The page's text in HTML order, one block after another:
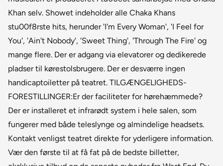
Khan selv. Showet indeholder alle Chaka Khans
stu00f8rste hits, herunder 'I'm Every Woman', 'I Feel for
You', 'Ain't Nobody', 'Sweet Thing', 'Through The Fire' og
mange flere. Der er adgang via elevatorer og dedikerede
pladser til kørestolsbrugere. Der er desværre ingen
handicaptoiletter på teatret. TILGÆNGELIGHEDS-
FORESTILLINGER:Er der faciliteter for hørehæmmede?
Der er installeret et infrarødt system i hele salen, som
fungerer med både teleslynge og almindelige headsets.
Kontakt venligst teatret direkte for yderligere information.
Vær den første til at få fat på de bedste billetter,